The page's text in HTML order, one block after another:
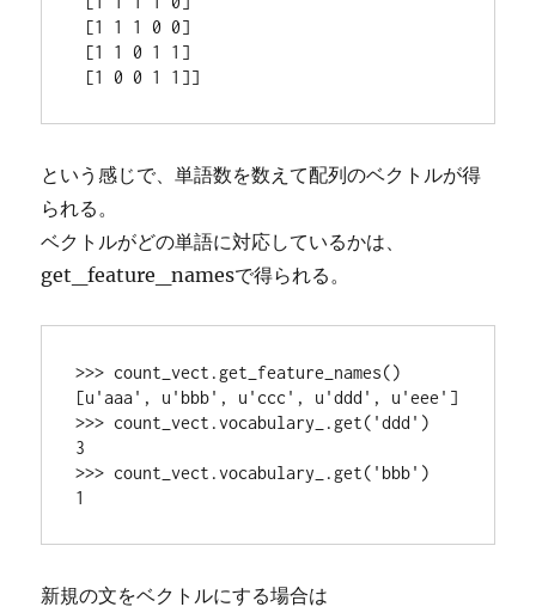
という感じで、単語数を数えて配列のベクトルが得
られる。
ベクトルがどの単語に対応しているかは、
get_feature_namesで得られる。
>>> count_vect.get_feature_names()
[u'aaa', u'bbb', u'ccc', u'ddd', u'eee']
>>> count_vect.vocabulary_.get('ddd')
3
>>> count_vect.vocabulary_.get('bbb')
新規の文をベクトルにする場合は